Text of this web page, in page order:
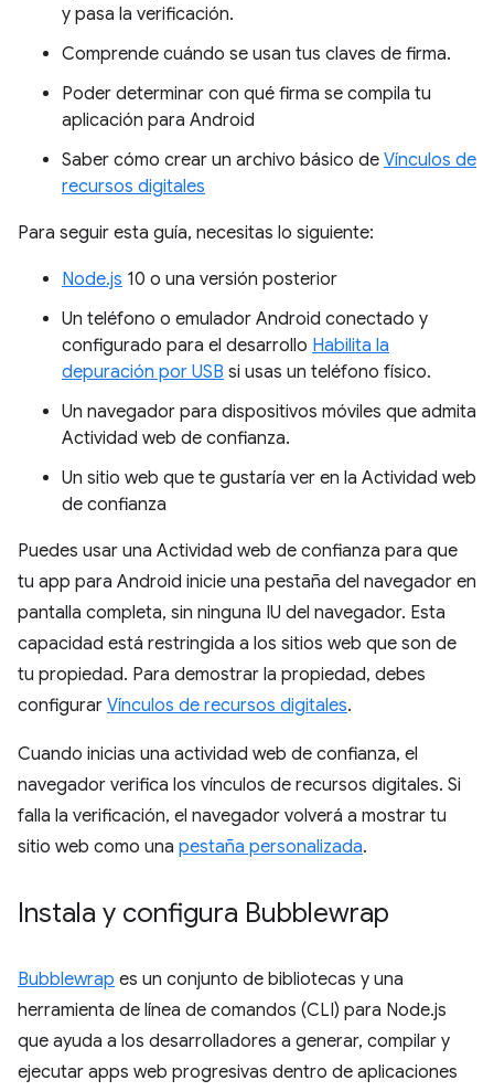
y pasa la verificación.
Comprende cuándo se usan tus claves de firma.
Poder determinar con qué firma se compila tu
aplicación para Android
Saber cómo crear un archivo básico de Vínculos de
recursos digitales
Para seguir esta guía, necesitas lo siguiente:
Node.js 10 o una versión posterior
Un teléfono o emulador Android conectado y
configurado para el desarrollo Habilita la
depuración por USB si usas un teléfono físico.
Un navegador para dispositivos móviles que admita
Actividad web de confianza.
Un sitio web que te gustaría ver en la Actividad web
de confianza
Puedes usar una Actividad web de confianza para que
tu app para Android inicie una pestaña del navegador en
pantalla completa, sin ninguna IU del navegador. Esta
capacidad está restringida a los sitios web que son de
tu propiedad. Para demostrar la propiedad, debes
configurar Vínculos de recursos digitales.
Cuando inicias una actividad web de confianza, el
navegador verifica los vínculos de recursos digitales. Si
falla la verificación, el navegador volverá a mostrar tu
sitio web como una pestaña personalizada.
Instala y configura Bubblewrap
Bubblewrap es un conjunto de bibliotecas y una
herramienta de línea de comandos (CLI) para Node.js
que ayuda a los desarrolladores a generar, compilar y
ejecutar apps web progresivas dentro de aplicaciones